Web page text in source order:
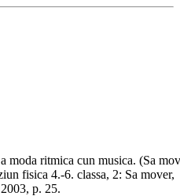
moda ritmica cun musica. (Sa
fisica 4.-6. classa, 2: Sa mover,
p. 25.